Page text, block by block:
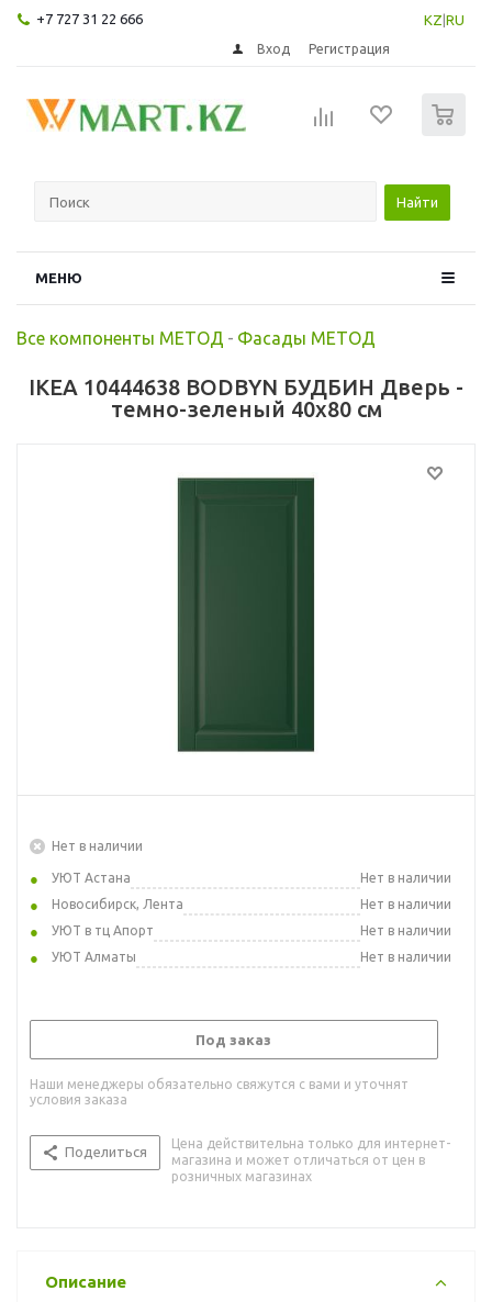
+7 727 31 22 666 KZ RU
Вход Регистрация
Найти
МЕНЮ
Все компоненты МЕТОД - Фасады МЕТОД
IKEA 10444638 BODBYN БУДБИН Дверь -
темно-зеленый 40x80 см
Нет в наличии
УЮТ Астана
Нет в наличии
Новосибирск, Лента
Нет в наличии
УЮТ в тц Апорт
Нет в наличии
УЮТ Алматы
Нет в наличии
Под заказ
Наши менеджеры обязательно свяжутся с вами и уточнят
условия заказа
Поделиться
Цена действительна только для интернет-
магазина и может отличаться от цен в
розничных магазинах
Описание